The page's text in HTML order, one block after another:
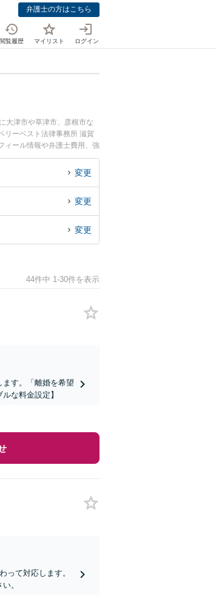
弁護士の方はこちら
閲覧履歴 マイリスト ログイン
大津市や草津市、彦根市な
リーベスト法律事務所 滋賀
ィール情報や弁護士費用、強
豊富な近くの弁護士を検索し
変更
変更
変更
44件中 1-30件を表示
ます。「離婚を希望
な料金設定】
って対応します。
。